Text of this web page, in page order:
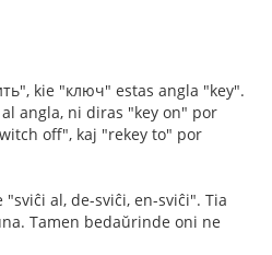
kie "ключ" estas angla "key".
angla, ni diras "key on" por
off", kaj "rekey to" por
al, de-sviĉi, en-sviĉi". Tia
Tamen bedaŭrinde oni ne